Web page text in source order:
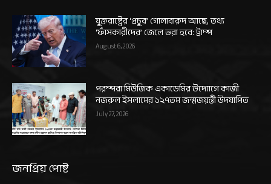
যুক্তরাষ্ট্রের ‘প্রচুর’ গোলাবারুদ আছে, তথ্য
‘ফাঁসকারীদের’ জেলে ভরা হবে: ট্রাম্প
August 6, 2026
পরম্পরা মিউজিক একাডেমির উদ্যোগে কাজী
নজরুল ইসলামের ১২৭তম জন্মজয়ন্তী উদযাপিত
July 27, 2026
জনপ্রিয় পোষ্ট